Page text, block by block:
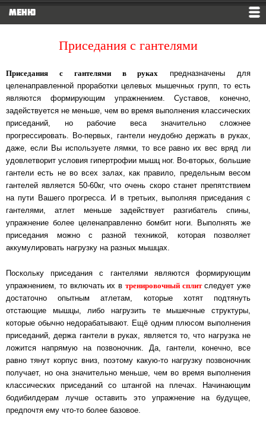
МЕНЮ
Приседания с гантелями
Приседания с гантелями в руках предназначены для
целенаправленной проработки целевых мышечных групп, то есть
являются формирующим упражнением. Суставов, конечно,
задействуется не меньше, чем во время выполнения классических
приседаний, но рабочие веса значительно сложнее
прогрессировать. Во-первых, гантели неудобно держать в руках,
даже, если Вы используете лямки, то все равно их вес вряд ли
удовлетворит условия гипертрофии мышц ног. Во-вторых, большие
гантели есть не во всех залах, как правило, предельным весом
гантелей является 50-60кг, что очень скоро станет препятствием
на пути Вашего прогресса. И в третьих, выполняя приседания с
гантелями, атлет меньше задействует разгибатель спины,
упражнение более целенаправленно бомбит ноги. Выполнять же
приседания можно с разной техникой, которая позволяет
аккумулировать нагрузку на разных мышцах.
Поскольку приседания с гантелями являются формирующим
упражнением, то включать их в тренировочный сплитследует уже
достаточно опытным атлетам, которые хотят подтянуть
отстающие мышцы, либо нагрузить те мышечные структуры,
которые обычно недорабатывают. Ещё одним плюсом выполнения
приседаний, держа гантели в руках, является то, что нагрузка не
ложится напрямую на позвоночник. Да, гантели, конечно, все
равно тянут корпус вниз, поэтому какую-то нагрузку позвоночник
получает, но она значительно меньше, чем во время выполнения
классических приседаний со штангой на плечах. Начинающим
бодибилдерам лучше оставить это упражнение на будущее,
предпочтя ему что-то более базовое.